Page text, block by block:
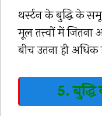
थर्स्टन के बुद्धि के
मूल तत्त्वों में
बीच उतना ही अधिक
5. बुद्धि